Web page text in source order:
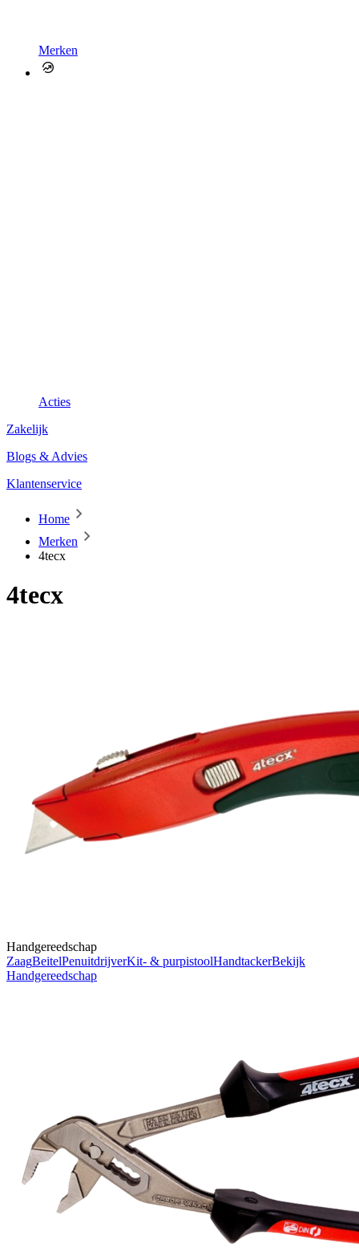
Merken
Acties
Zakelijk
Blogs & Advies
Klantenservice
Home
Merken
4tecx
4tecx
Handgereedschap
ZaagBeitelPenuitdrijverKit- & purpistoolHandtackerBekijk
Handgereedschap